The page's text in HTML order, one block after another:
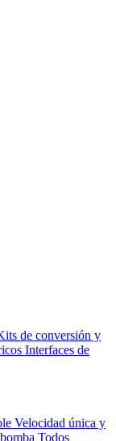
de conversión y
Interfaces de
Velocidad única y
Todos